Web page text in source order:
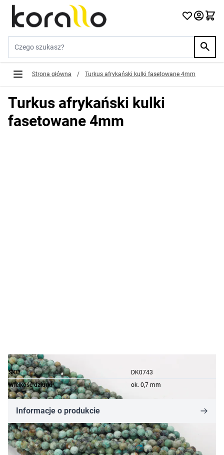
Przejdź do treści
Strona główna / Turkus afrykański kulki fasetowane 4mm
Turkus afrykański kulki
fasetowane 4mm
SKU
DK0743
Wielkość dziurki
ok. 0,7 mm
Informacje o produkcie
5,26 zł
Cena za opakowanie